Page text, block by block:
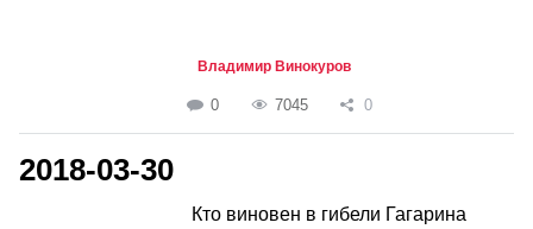
Владимир Винокуров
0 7045 0
2018-03-30
Кто виновен в гибели Гагарина